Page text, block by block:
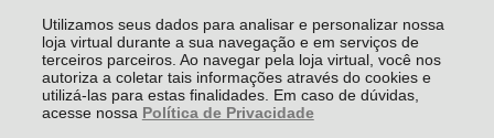
Utilizamos seus dados para analisar e personalizar nossa
loja virtual durante a sua navegação e em serviços de
terceiros parceiros. Ao navegar pela loja virtual, você nos
autoriza a coletar tais informações através do cookies e
utilizá-las para estas finalidades. Em caso de dúvidas,
acesse nossa Política de Privacidade